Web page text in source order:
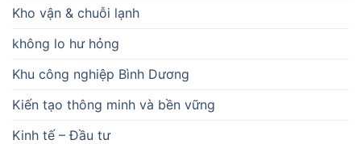
Kho vận & chuỗi lạnh
không lo hư hỏng
Khu công nghiệp Bình Dương
Kiến tạo thông minh và bền vững
Kinh tế – Đầu tư